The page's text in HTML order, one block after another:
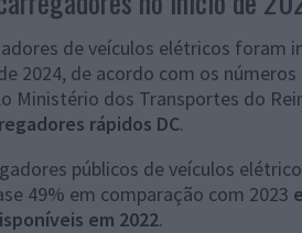
de veículos elétricos foram
2024, de acordo com os
Ministério dos Transportes do
rápidos DC.
públicos de veículos
49% em comparação com 2023
em 2022.